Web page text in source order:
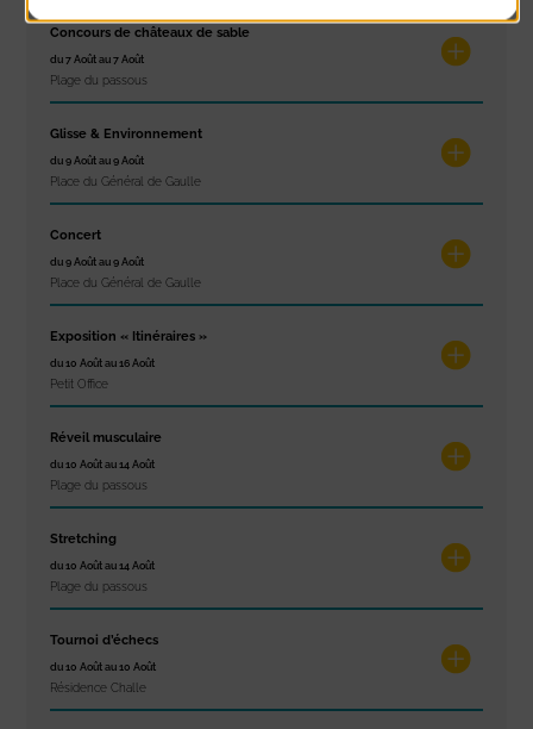
Concours de châteaux de sable
du 7 Août au 7 Août
Plage du passous
Glisse & Environnement
du 9 Août au 9 Août
Place du Général de Gaulle
Concert
du 9 Août au 9 Août
Place du Général de Gaulle
Exposition « Itinéraires »
du 10 Août au 16 Août
Petit Office
Réveil musculaire
du 10 Août au 14 Août
Plage du passous
Stretching
du 10 Août au 14 Août
Plage du passous
Tournoi d’échecs
du 10 Août au 10 Août
Résidence Challe